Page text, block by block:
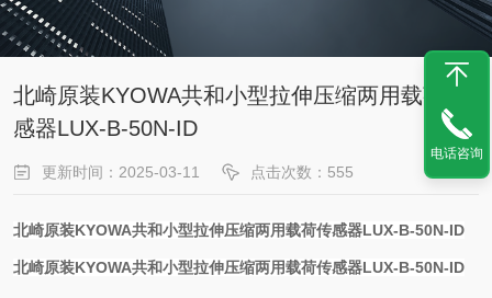
北崎原装KYOWA共和小型拉伸压缩两用载荷传
感器LUX-B-50N-ID
更新时间：2025-03-11 点击次数：555
北崎原装KYOWA共和小型拉伸压缩两用载荷传感器LUX-B-50N-ID
北崎原装KYOWA共和小型拉伸压缩两用载荷传感器LUX-B-50N-ID
电话咨询